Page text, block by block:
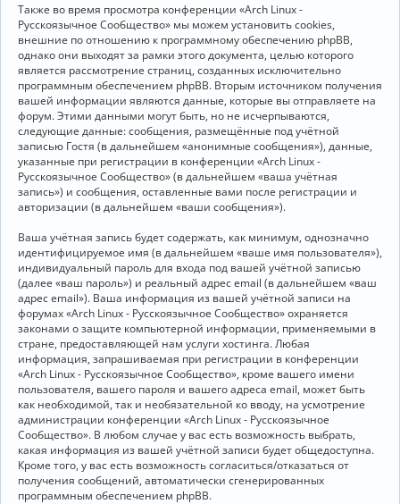
Также во время просмотра конференции «Arch Linux -
Русскоязычное Сообщество» мы можем установить cookies,
внешние по отношению к программному обеспечению phpBB,
однако они выходят за рамки этого документа, целью которого
является рассмотрение страниц, созданных исключительно
программным обеспечением phpBB. Вторым источником получения
вашей информации являются данные, которые вы отправляете на
форум. Этими данными могут быть, но не исчерпываются,
следующие данные: сообщения, размещённые под учётной
записью Гостя (в дальнейшем «анонимные сообщения»), данные,
указанные при регистрации в конференции «Arch Linux -
Русскоязычное Сообщество» (в дальнейшем «ваша учётная
запись») и сообщения, оставленные вами после регистрации и
авторизации (в дальнейшем «ваши сообщения»).
Ваша учётная запись будет содержать, как минимум, однозначно
идентифицируемое имя (в дальнейшем «ваше имя пользователя»),
индивидуальный пароль для входа под вашей учётной записью
(далее «ваш пароль») и реальный адрес email (в дальнейшем «ваш
адрес email»). Ваша информация из вашей учётной записи на
форумах «Arch Linux - Русскоязычное Сообщество» охраняется
законами о защите компьютерной информации, применяемыми в
стране, предоставляющей нам услуги хостинга. Любая
информация, запрашиваемая при регистрации в конференции
«Arch Linux - Русскоязычное Сообщество», кроме вашего имени
пользователя, вашего пароля и вашего адреса email, может быть
как необходимой, так и необязательной ко вводу, на усмотрение
администрации конференции «Arch Linux - Русскоязычное
Сообщество». В любом случае у вас есть возможность выбрать,
какая информация из вашей учётной записи будет общедоступна.
Кроме того, у вас есть возможность согласиться/отказаться от
получения сообщений, автоматически сгенерированных
программным обеспечением phpBB.